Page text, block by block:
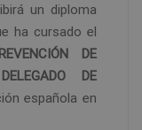
un diploma
ha cursado el
DE
DE
española en